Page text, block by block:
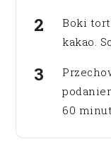
Boki
kakao.
60